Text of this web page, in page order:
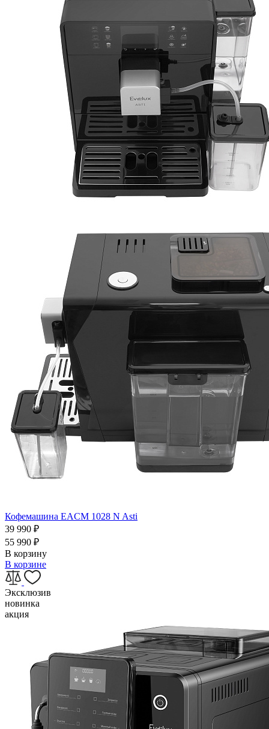
Кофемашина EACM 1028 N Asti
39 990 ₽
55 990 ₽
В корзину
В корзине
Эксклюзив
новинка
акция